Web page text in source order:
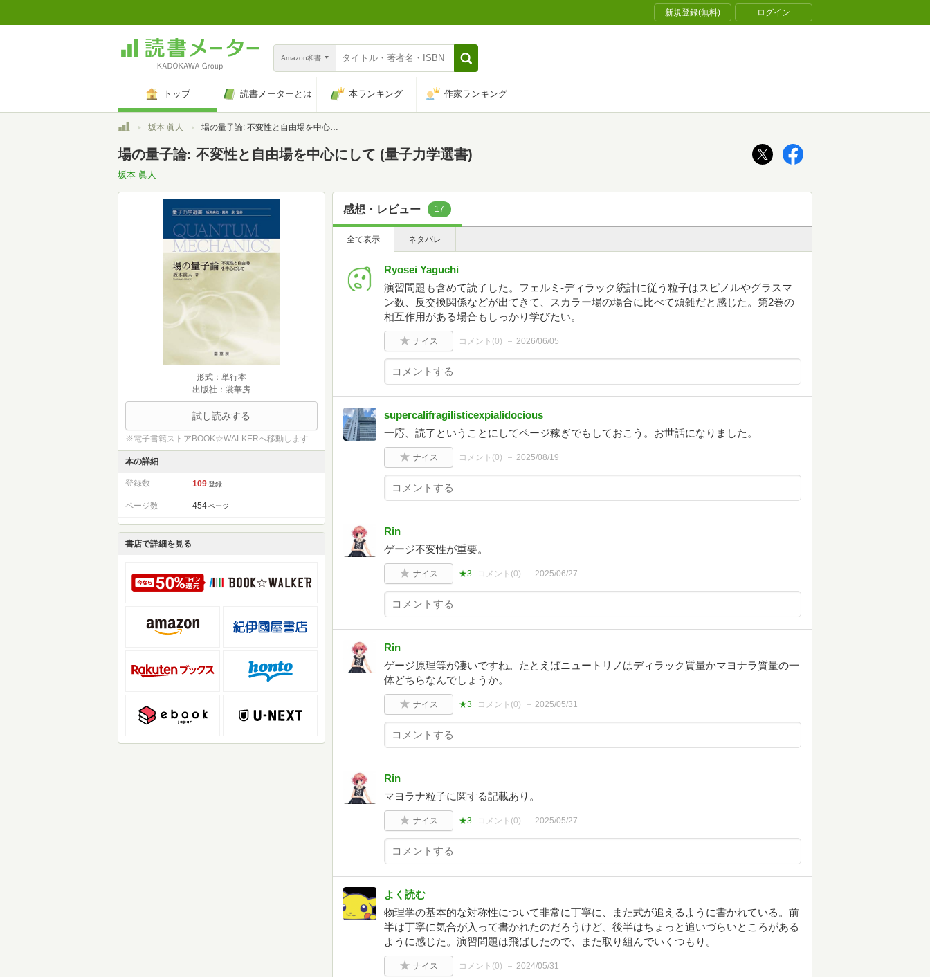
新規登録(無料) ログイン
Amazon和書
トップ 読書メーターとは 本ランキング 作家ランキング
トップ坂本 眞人 場の量子論: 不変性と自由場を中心にして (量子力学選書)
場の量子論: 不変性と自由場を中心にして (量子力学選書)
坂本 眞人
形式：単行本
出版社：裳華房
試し読みする
※電子書籍ストアBOOK☆WALKERへ移動します
本の詳細
登録数 109 登録
ページ数 454 ページ
書店で詳細を見る
感想・レビュー 17
全て表示 ネタバレ
Ryosei Yaguchi
演習問題も含めて読了した。フェルミ-ディラック統計に従う粒子はスピノルやグラスマ
ン数、反交換関係などが出てきて、スカラー場の場合に比べて煩雑だと感じた。第2巻の
相互作用がある場合もしっかり学びたい。
ナイス コメント(0) 2026/06/05
supercalifragilisticexpialidocious
一応、読了ということにしてページ稼ぎでもしておこう。お世話になりました。
ナイス コメント(0) 2025/08/19
Rin
ゲージ不変性が重要。
ナイス ★3 コメント(0) 2025/06/27
Rin
ゲージ原理等が凄いですね。たとえばニュートリノはディラック質量かマヨナラ質量の一
体どちらなんでしょうか。
ナイス ★3 コメント(0) 2025/05/31
Rin
マヨラナ粒子に関する記載あり。
ナイス ★3 コメント(0) 2025/05/27
よく読む
物理学の基本的な対称性について非常に丁寧に、また式が追えるように書かれている。前
半は丁寧に気合が入って書かれたのだろうけど、後半はちょっと追いづらいところがある
ように感じた。演習問題は飛ばしたので、また取り組んでいくつもり。
ナイス コメント(0) 2024/05/31